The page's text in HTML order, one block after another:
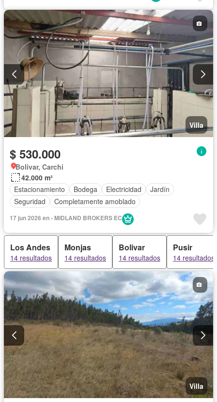
Villa
$ 530.000
Bolivar, Carchi
42.000 m²
Estacionamiento
Bodega Electricidad
Jardín
Seguridad
Completamente amoblado
17 jun 2026 en - MIDLAND BROKERS EC
Los Andes
14 resultados
Monjas
14 resultados
Bolivar
14 resultados
Pusir
14 resultados
Villa